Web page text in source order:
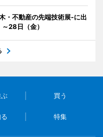
・不動産の先端技術展-に出
28日（金）
買う
特集